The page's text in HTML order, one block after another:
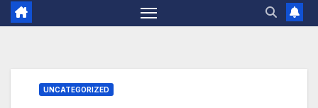
UNCATEGORIZED